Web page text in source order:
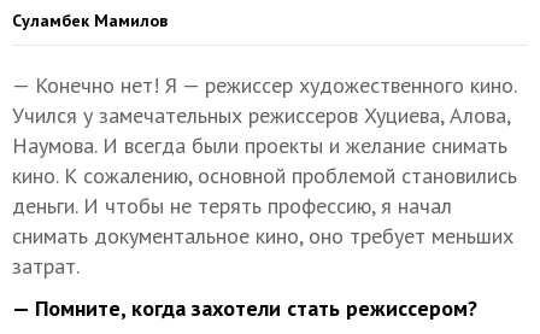
Суламбек Мамилов
— Конечно нет! Я — режиссер художественного кино.
Учился у замечательных режиссеров Хуциева, Алова,
Наумова. И всегда были проекты и желание снимать
кино. К сожалению, основной проблемой становились
деньги. И чтобы не терять профессию, я начал
снимать документальное кино, оно требует меньших
затрат.
— Помните, когда захотели стать режиссером?